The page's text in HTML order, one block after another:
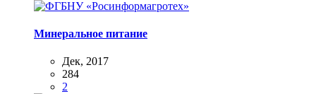
Минеральное питание
Дек, 2017
284
2